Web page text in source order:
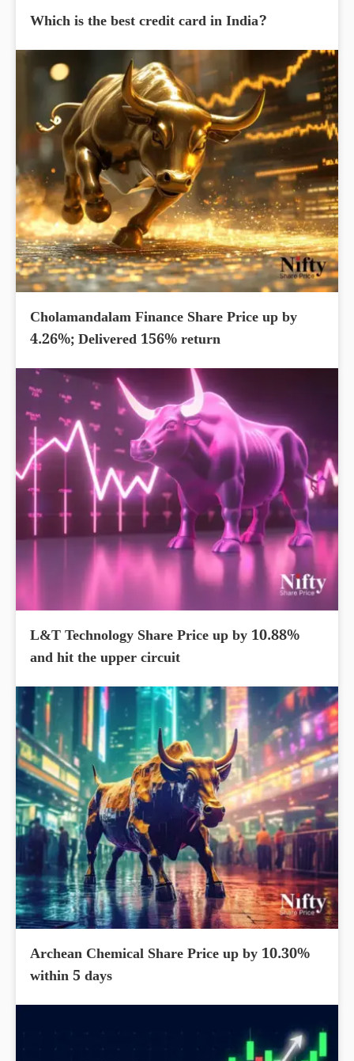
Which is the best credit card in India?
Cholamandalam Finance Share Price up by
4.26%; Delivered 156% return
L&T Technology Share Price up by 10.88%
and hit the upper circuit
Archean Chemical Share Price up by 10.30%
within 5 days